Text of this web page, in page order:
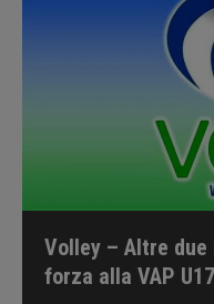
Volley – Altre
forza alla VAP